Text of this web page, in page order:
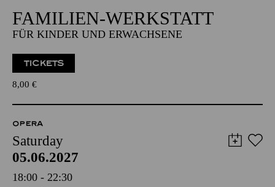
FAMILIEN-WERKSTATT
FÜR KINDER UND ERWACHSENE
TICKETS
8,00 €
OPERA
Saturday
05.06.2027
18:00 - 22:30